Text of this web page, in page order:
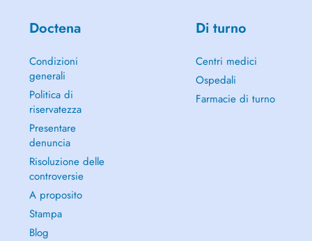
Doctena
Condizioni
generali
Politica di
riservatezza
Presentare
denuncia
Risoluzione delle
controversie
A proposito
Stampa
Blog
Di turno
Centri medici
Ospedali
Farmacie di turno